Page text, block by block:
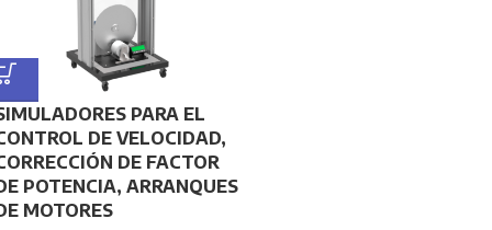
PARA EL
DE VELOCIDAD,
DE FACTOR
POTENCIA, ARRANQUES
MOTORES